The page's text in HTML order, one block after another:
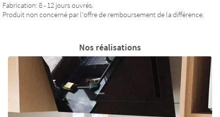
Fabrication: 8 - 12 jours ouvrés.
Produit non concerné par l'offre de remboursement de la différence.
Nos réalisations